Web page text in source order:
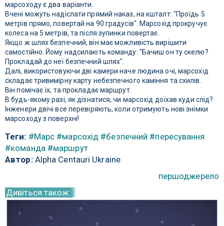
марсоходу є два варіанти.
Вчені можуть надіслати прямий наказ, на кшталт: "Проїдь 5
метрів прямо, повертай на 90 градусів". Марсохід прокручує
колеса на 5 метрів, та після зупинки повертає.
Якщо ж шлях безпечний, він має можливість вирішити
самостійно. Йому надсилають команду: "Бачиш он ту скелю?
Прокладай до неї безпечний шлях".
Далі, використовуючи дві камери наче людина очі, марсохід
складає тривимірну карту небезпечного каміння та схилів.
Він помічає їх, та прокладає маршрут.
В будь-якому разі, як дізнатися, чи марсохід доїхав куди слід?
Інженери двічі все перевіряють, коли отримують нові знімки
марсоходу з поверхні!
Теги: #Марс #марсохід #безпечний #пересування
#команда #маршрут
Автор:Alpha Centauri Ukraine
першоджерело
Дивіться також: